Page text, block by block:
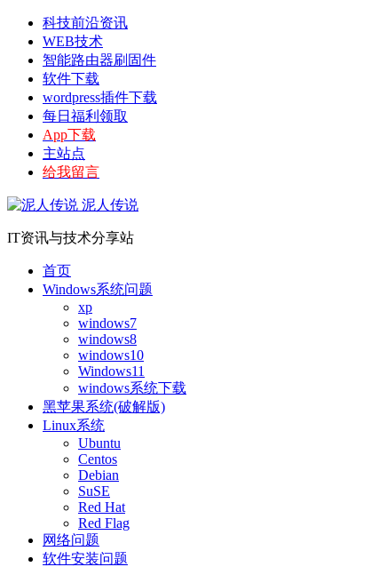
科技前沿资讯
WEB技术
智能路由器刷固件
软件下载
wordpress插件下载
每日福利领取
App下载
主站点
给我留言
泥人传说
IT资讯与技术分享站
首页
Windows系统问题
xp
windows7
windows8
windows10
Windows11
windows系统下载
黑苹果系统(破解版)
Linux系统
Ubuntu
Centos
Debian
SuSE
Red Hat
Red Flag
网络问题
软件安装问题